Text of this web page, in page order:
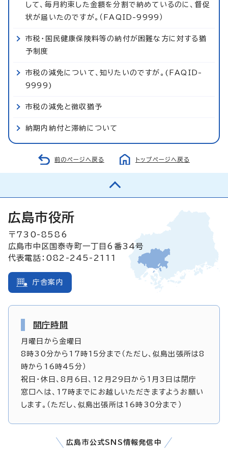
して、毎月約束した金額を分割で納めているのに、督促
状が届いたのですが。（FAQID-9999）
市税・国民健康保険料等の納付が困難な方に対する猶
予制度
市税の減免について、知りたいのですが。(FAQID-
9999)
市税の減免と徴収猶予
納期内納付と滞納について
前のページへ戻る トップページへ戻る
広島市役所
〒730-8586
広島市中区国泰寺町一丁目6番34号
代表電話：082-245-2111
庁舎案内
開庁時間
月曜日から金曜日
8時30分から17時15分まで（ただし、似島出張所は8
時から16時45分）
祝日・休日、8月6日、12月29日から1月3日は閉庁
窓口へは、17時までにお越しいただきますようお願い
します。（ただし、似島出張所は16時30分まで）
広島市公式SNS情報発信中